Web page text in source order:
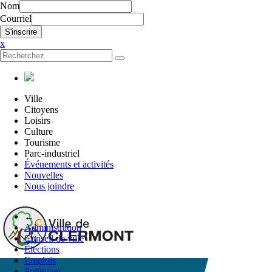
Nom
Courriel
x
Ville
Citoyens
Loisirs
Culture
Tourisme
Parc-industriel
Événements et activités
Nouvelles
Nous joindre
←
Administration
Conseil de ville
Élections
Emplois